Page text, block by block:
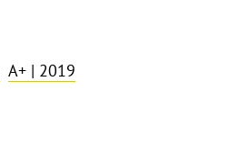
A+ | 2019